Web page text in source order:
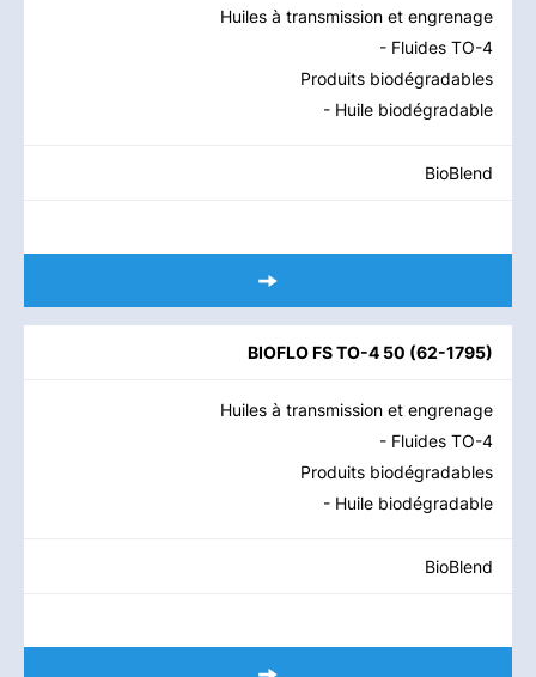
Huiles à transmission et engrenage
- Fluides TO-4
Produits biodégradables
- Huile biodégradable
BioBlend
BIOFLO FS TO-4 50 (62-1795)
Huiles à transmission et engrenage
- Fluides TO-4
Produits biodégradables
- Huile biodégradable
BioBlend